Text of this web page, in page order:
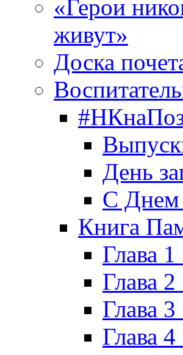
«Герои
живут»
Доска
День
С Днем
Книга
Глава
Глава
Глава
Глава